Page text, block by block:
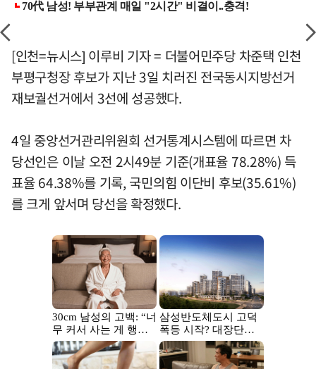
[인천=뉴시스] 이루비 기자 = 더불어민주당 차준택 인천
부평구청장 후보가 지난 3일 치러진 전국동시지방선거
재보궐선거에서 3선에 성공했다.
4일 중앙선거관리위원회 선거통계시스템에 따르면 차
당선인은 이날 오전 2시49분 기준(개표율 78.28%) 득
표율 64.38%를 기록, 국민의힘 이단비 후보(35.61%)
를 크게 앞서며 당선을 확정했다.